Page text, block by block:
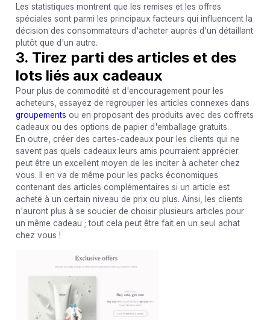
Les statistiques montrent que les remises et les offres
spéciales sont parmi les principaux facteurs qui influencent la
décision des consommateurs d'acheter auprès d'un détaillant
plutôt que d'un autre.
3. Tirez parti des articles et des
lots liés aux cadeaux
Pour plus de commodité et d'encouragement pour les
acheteurs, essayez de regrouper les articles connexes dans
groupements ou en proposant des produits avec des coffrets
cadeaux ou des options de papier d'emballage gratuits.
En outre, créer des cartes-cadeaux pour les clients qui ne
savent pas quels cadeaux leurs amis pourraient apprécier
peut être un excellent moyen de les inciter à acheter chez
vous. Il en va de même pour les packs économiques
contenant des articles complémentaires si un article est
acheté à un certain niveau de prix ou plus. Ainsi, les clients
n'auront plus à se soucier de choisir plusieurs articles pour
un même cadeau ; tout cela peut être fait en un seul achat
chez vous !